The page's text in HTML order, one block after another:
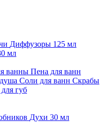
Диффузоры 125 мл
мл
ванны Пена для ванн
Соли для ванн Скрабы
губ
Духи 30 мл